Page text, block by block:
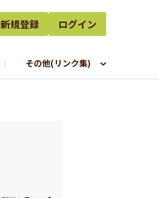
新規登録 ログイン
その他(リンク集)